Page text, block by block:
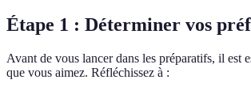
Étape 1 : Déterminer vos
Avant de vous lancer dans les préparatifs, il est
que vous aimez. Réfléchissez à :